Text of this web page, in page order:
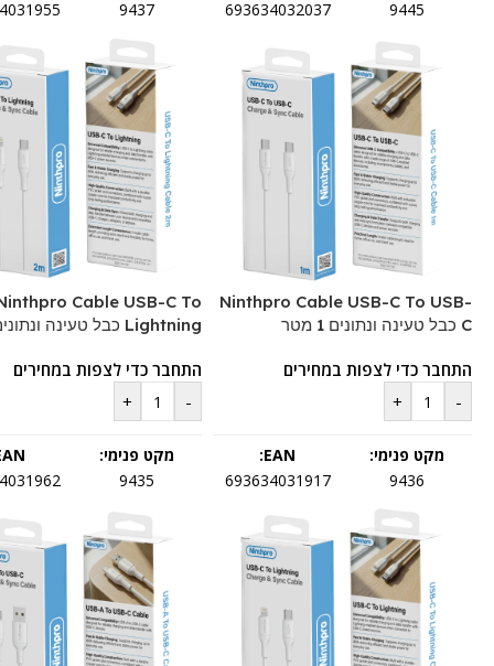
9445
693634032037
9437
Ninthpro Cable USB-C To USB-
C כבל טעינה ונתונים 1 מטר
התחבר כדי לצפות במחירים
-
+
מקט פנימי:
9436
EAN:
693634031917
Cable USB-C To
Lightning כבל טעינה ונתונים 2 מטר
התחבר כדי לצפות במחירים
-
+
מקט פנימי:
9435